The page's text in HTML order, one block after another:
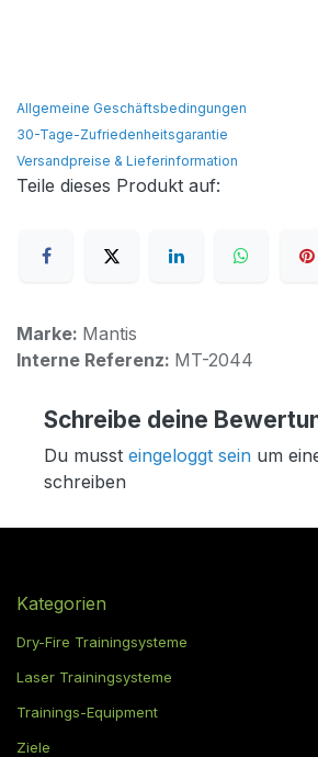
Allgemeine Geschäftsbedingungen
30-Tage-Zufriedenheitsgarantie
Versandpreise & Lieferinformation
Teile dieses Produkt auf:
Marke: Mantis
Interne Referenz: MT-2044
Schreibe deine
Du musst eingeloggt sein um
schreiben
Kategorien
Dry-Fire Trainingsysteme
Laser Trainingsysteme
Trainings-Equipment
Ziele